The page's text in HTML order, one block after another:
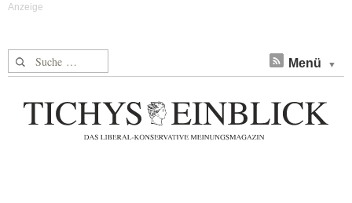
Suche nach: Menü